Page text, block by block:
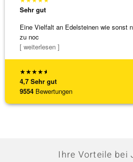
★★★★★
4,7 Sehr gut
9554 Bewertungen
Sehr gut
Eine Vielfalt an Edelsteinen wie sonst
zu noc
[ weiterlesen ]
Ihre Vorteile bei